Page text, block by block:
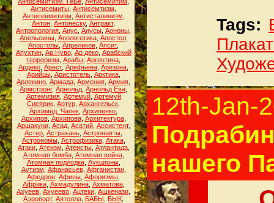
Антисемиты Антисемтизм
Антисенмитизм Антисталинизм
Антон Антонеску, Антракт,
Антропология Анус Анусы Аононы
Апельсины, Апологетика, Апостол,
Апостолы Апреликов Апсит,
Апухтин, Ар Нуво, Ар деко, Арабский
терроризм Арабы Аргентина
Ардеко Арест, Арефьева Аризона
Арийцы, Аристотель, Арктика,
Арлекино Армада Армения Армия
Армстронг, Арнольд Арнольд Ева
Артемизия, Артемуй, Артемуй
Сисярик Артур Архангельск
Архимед. Чапек Архипенко
Архипов, Архипова, Архитектура,
Аршакуни, Асад, Асатий, Ассистент,
Астер Астрахань Астронавты
Астрономы, Астрофизика, Атака,
Атаки, Атеизм Атеисты, Атлантида,
Атомная бомба, Атомная война,
Атомная подлодка, Аукционы,
Аутизм Афанасьев, Афганистан,
Афедрон Афины Афоризмы
Африка, Ахмадулина, Ахматова,
Ахуеев Ахуеево Ацтеки Ашкенази
Аэропорт, Аятолла БАБЫ БЫК
Tags:
12th-Jan-
нашего